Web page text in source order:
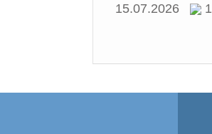
15.07.2026